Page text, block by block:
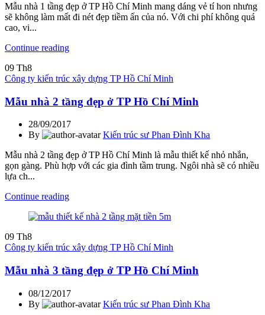
Mẫu nhà 1 tầng đẹp ở TP Hồ Chí Minh mang dáng vẻ tí hon nhưng
sẽ không làm mất đi nét đẹp tiềm ấn của nó. Với chi phí không quá
cao, vi...
Continue reading
09 Th8
Công ty kiến trúc xây dựng TP Hồ Chí Minh
Mẫu nhà 2 tầng đẹp ở TP Hồ Chí Minh
28/09/2017
By
Kiến trúc sư Phan Đình Kha
Mẫu nhà 2 tầng đẹp ở TP Hồ Chí Minh là mẫu thiết kế nhỏ nhắn,
gọn gàng. Phù hợp với các gia đình tầm trung. Ngôi nhà sẽ có nhiều
lựa ch...
Continue reading
09 Th8
Công ty kiến trúc xây dựng TP Hồ Chí Minh
Mẫu nhà 3 tầng đẹp ở TP Hồ Chí Minh
08/12/2017
By
Kiến trúc sư Phan Đình Kha